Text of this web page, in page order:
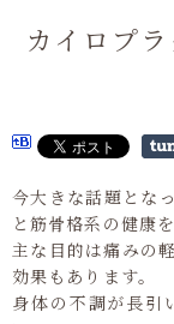
カイロプ
今大きな話題とな
と筋骨格系の健康
主な目的は痛みの
効果もあります。
身体の不調が長引